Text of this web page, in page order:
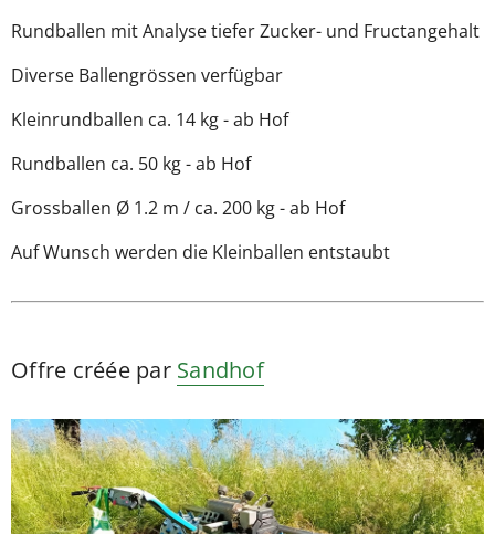
Rundballen mit Analyse tiefer Zucker- und Fructangehalt
Diverse Ballengrössen verfügbar
Kleinrundballen ca. 14 kg - ab Hof
Rundballen ca. 50 kg - ab Hof
Grossballen Ø 1.2 m / ca. 200 kg - ab Hof
Auf Wunsch werden die Kleinballen entstaubt
Offre créée par Sandhof